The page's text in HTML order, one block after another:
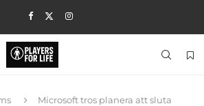
Microsoft tros planera att sluta